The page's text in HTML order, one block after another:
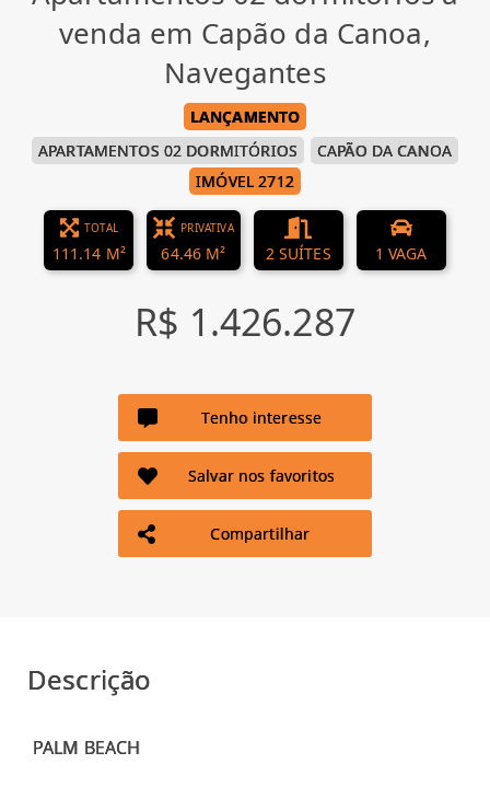
venda em Capão da Canoa,
Navegantes
LANÇAMENTO
APARTAMENTOS 02 DORMITÓRIOS
CAPÃO DA CANOA
IMÓVEL 2712
TOTAL
111.14 M²
PRIVATIVA
64.46 M² 2 SUÍTES 1 VAGA
R$ 1.426.287
Tenho interesse
Salvar nos favoritos
Compartilhar
Descrição
PALM BEACH